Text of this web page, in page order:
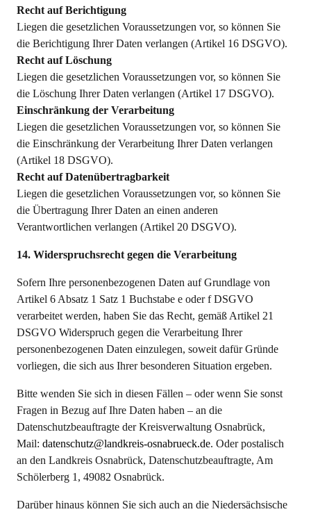
Recht auf Berichtigung
Liegen die gesetzlichen Voraussetzungen vor, so können Sie
die Berichtigung Ihrer Daten verlangen (Artikel 16 DSGVO).
Recht auf Löschung
Liegen die gesetzlichen Voraussetzungen vor, so können Sie
die Löschung Ihrer Daten verlangen (Artikel 17 DSGVO).
Einschränkung der Verarbeitung
Liegen die gesetzlichen Voraussetzungen vor, so können Sie
die Einschränkung der Verarbeitung Ihrer Daten verlangen
(Artikel 18 DSGVO).
Recht auf Datenübertragbarkeit
Liegen die gesetzlichen Voraussetzungen vor, so können Sie
die Übertragung Ihrer Daten an einen anderen
Verantwortlichen verlangen (Artikel 20 DSGVO).
14. Widerspruchsrecht gegen die Verarbeitung
Sofern Ihre personenbezogenen Daten auf Grundlage von
Artikel 6 Absatz 1 Satz 1 Buchstabe e oder f DSGVO
verarbeitet werden, haben Sie das Recht, gemäß Artikel 21
DSGVO Widerspruch gegen die Verarbeitung Ihrer
personenbezogenen Daten einzulegen, soweit dafür Gründe
vorliegen, die sich aus Ihrer besonderen Situation ergeben.
Bitte wenden Sie sich in diesen Fällen – oder wenn Sie sonst
Fragen in Bezug auf Ihre Daten haben – an die
Datenschutzbeauftragte der Kreisverwaltung Osnabrück,
Mail: datenschutz@landkreis-osnabrueck.de. Oder postalisch
an den Landkreis Osnabrück, Datenschutzbeauftragte, Am
Schölerberg 1, 49082 Osnabrück.
Darüber hinaus können Sie sich auch an die Niedersächsische